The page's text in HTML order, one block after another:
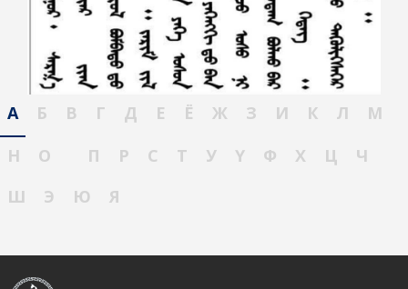
А Б В Г Д Е Ё Ж З И К Л
М
Н
О П Р С Т У Ү Ф Х Ц
Ч
Ш
Э Ю Я